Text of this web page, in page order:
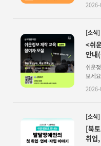
[소식]
<쉬
안
쉬운
보세
[소식]
[북
취업